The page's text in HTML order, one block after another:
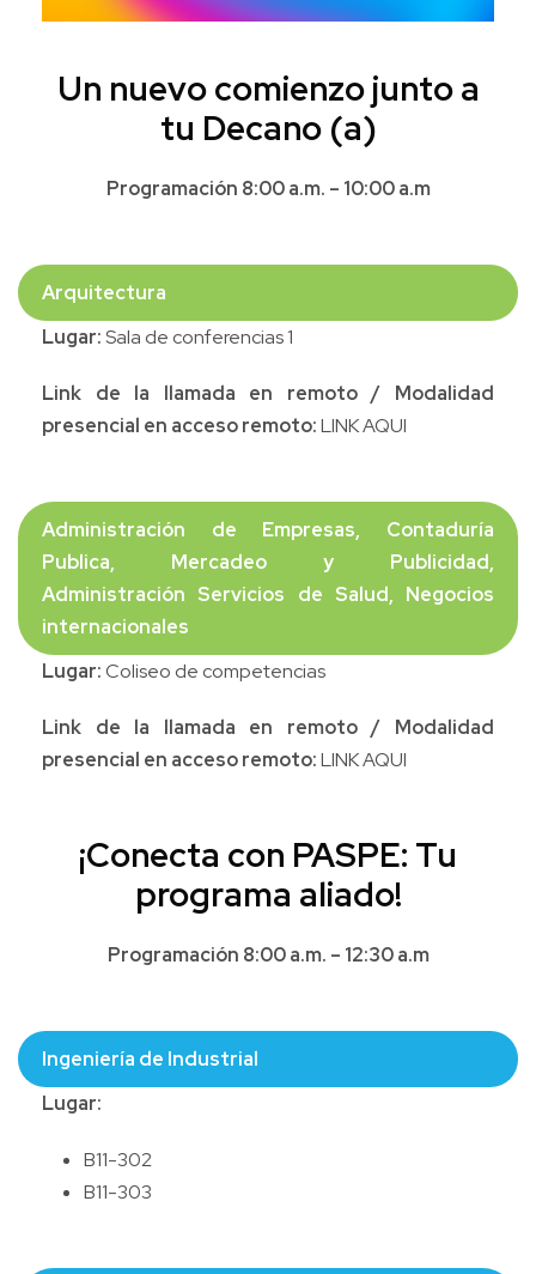
Un nuevo comienzo junto a
tu Decano (a)
Programación 8:00 a.m. – 10:00 a.m
Arquitectura
Lugar:Sala de conferencias 1
Link de la llamada en remoto / Modalidad
presencial en acceso remoto:LINK AQUI
Administración de Empresas, Contaduría
Publica, Mercadeo y Publicidad,
Administración Servicios de Salud, Negocios
internacionales
Lugar:Coliseo de competencias
Link de la llamada en remoto / Modalidad
presencial en acceso remoto:LINK AQUI
¡Conecta con PASPE: Tu
programa aliado!
Programación 8:00 a.m. – 12:30 a.m
Ingeniería de Industrial
Lugar:
B11-302
B11-303